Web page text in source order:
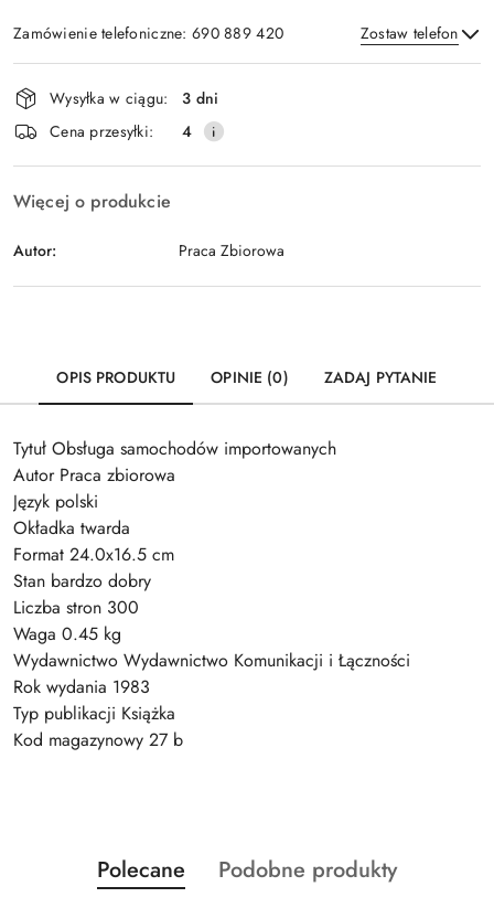
Zamówienie telefoniczne: 690 889 420 Zostaw telefon
Wyślij
Dostępność
i
dostawa
Wysyłka w ciągu:
3 dni
Cena przesyłki:
4
Więcej o produkcie
Autor: Praca Zbiorowa
OPIS PRODUKTU OPINIE (0) ZADAJ PYTANIE
Tytuł Obsługa samochodów importowanych
Autor Praca zbiorowa
Język polski
Okładka twarda
Format 24.0x16.5 cm
Stan bardzo dobry
Liczba stron 300
Waga 0.45 kg
Wydawnictwo Wydawnictwo Komunikacji i Łączności
Rok wydania 1983
Typ publikacji Książka
Kod magazynowy 27 b
Pomiń karuzelę produktów
Produkty
o
Polecane
Produkty
Podobne produkty